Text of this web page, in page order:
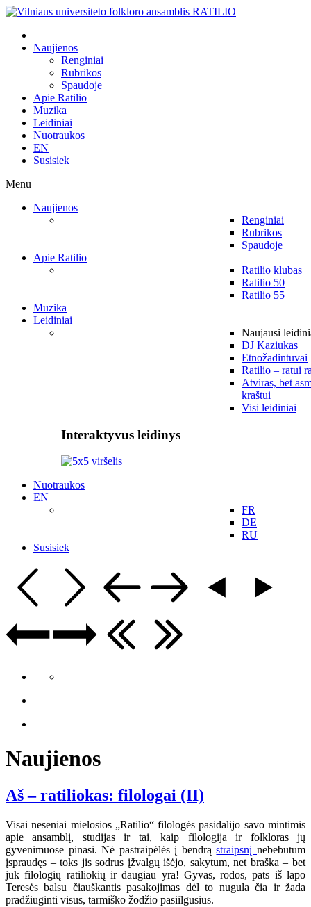
Naujienos
Renginiai
Rubrikos
Spaudoje
Apie Ratilio
Muzika
Leidiniai
Nuotraukos
EN
Susisiek
Menu
Naujienos
Renginiai
Rubrikos
Spaudoje
Apie Ratilio
Ratilio klubas
Ratilio 50
Ratilio 55
Muzika
Leidiniai
Naujausi
DJ Kaziukas
Etnožadintuvai
Ratilio – ratui
Atviras, bet
kraštui
Visi leidiniai
Interaktyvus leidinys
Nuotraukos
EN
FR
DE
RU
Susisiek
Naujienos
Aš – ratiliokas: filologai (II)
Visai neseniai mielosios „Ratilio“ filologės pasidalijo savo mintimis
apie ansamblį, studijas ir tai, kaip filologija ir folkloras jų
gyvenimuose pinasi. Nė pastraipėlės į bendrąstraipsnįnebebūtum
įspraudęs – toks jis sodrus įžvalgų išėjo, sakytum, net braška – bet
juk filologių ratiliokių ir daugiau yra! Gyvas, rodos, pats iš lapo
Teresės balsu čiauškantis pasakojimas dėl to nugula čia ir žada
pradžiuginti visus, tarmiško žodžio pasiilgusius.